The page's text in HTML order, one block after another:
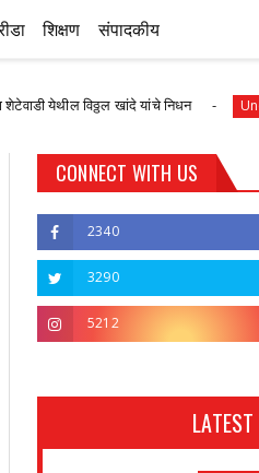
शिक्षण संपादकीय
विठ्ठल खांदे यांचे निधन Uncategorized
CONNECT WITH US
2340
3290
5212